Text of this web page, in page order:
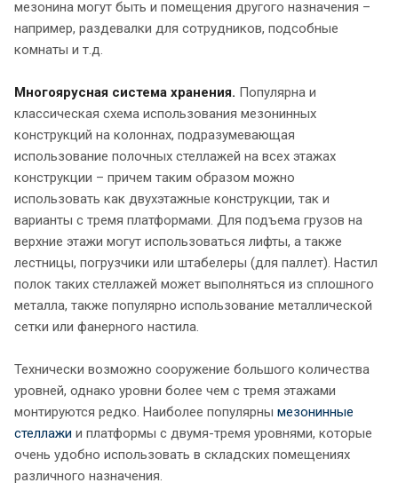
мезонина могут быть и помещения другого назначения –
например, раздевалки для сотрудников, подсобные
комнаты и т.д.
Многоярусная система хранения. Популярна и
классическая схема использования мезонинных
конструкций на колоннах, подразумевающая
использование полочных стеллажей на всех этажах
конструкции – причем таким образом можно
использовать как двухэтажные конструкции, так и
варианты с тремя платформами. Для подъема грузов на
верхние этажи могут использоваться лифты, а также
лестницы, погрузчики или штабелеры (для паллет). Настил
полок таких стеллажей может выполняться из сплошного
металла, также популярно использование металлической
сетки или фанерного настила.
Технически возможно сооружение большого количества
уровней, однако уровни более чем с тремя этажами
монтируются редко. Наиболее популярны мезонинные
стеллажи и платформы с двумя-тремя уровнями, которые
очень удобно использовать в складских помещениях
различного назначения.